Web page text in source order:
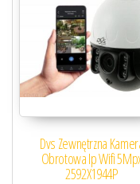
Dvs Zewnętrzna
Obrotowa Ip Wifi
2592X1944P